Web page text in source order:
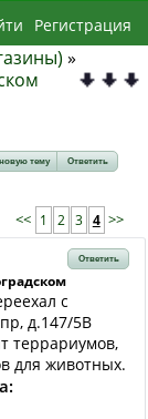
»
тему Ответить
<< 1 2 3 4 >>
Ответить
с
д.147/5В
террариумов,
для животных.
Регистрация